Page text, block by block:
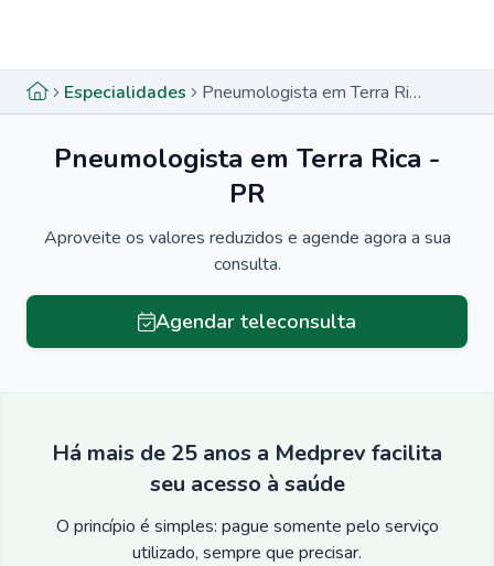
Especialidades Pneumologista em Terra Rica - PR
Pneumologista em Terra Rica -
PR
Aproveite os valores reduzidos e agende agora a sua
consulta.
Agendar teleconsulta
Há mais de 25 anos a Medprev facilita
seu acesso à saúde
O princípio é simples: pague somente pelo serviço
utilizado, sempre que precisar.